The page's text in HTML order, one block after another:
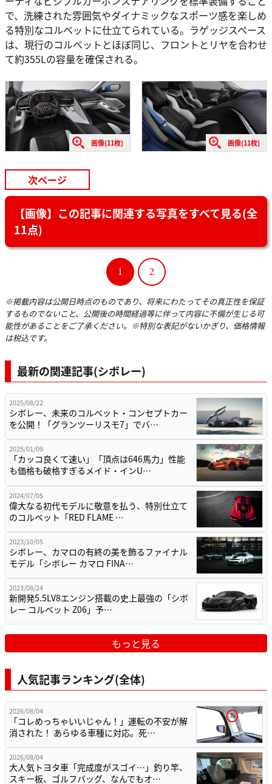
で、洗練された雰囲気やダイナミックなスポーツ感を楽しめ
る特別なコルベットに仕立てられている。ラゲッジスペース
は、現行のコルベットとほぼ同じ、フロントとリヤを合わせ
て約355Lの容量を確保される。
画像(11枚) 画像(11枚)
次ページ
【画像】この記事に関連する写真をすべて見る(全
11点)
1 2
※掲載内容は公開日時点のものであり、将来にわたってその真正性を保証
するものでないこと、公開後の時間経過等に伴って内容に不備が生じる可
能性があることをご了承ください。※特別な表記がないかぎり、価格情報
は税込です。
最新の関連記事(シボレー)
2025/08/22
シボレー、未来のコルベット・コンセプトカー
を公開！「グランツーリスモ7」でバ…
2025/01/09
「カッコ良くて速い」「頂点は646馬力」性能
も価格も破格すぎるメイド・インU…
2024/07/05
偉大なる初代モデルに敬意を払う、特別仕立て
のコルベット「RED FLAME …
2023/10/05
シボレー、カマロの有終の美を飾るファイナル
モデル「シボレー カマロ FINA…
2023/08/24
新開発5.5LV8エンジン搭載の史上最強の「シボ
レー コルベット Z06」予…
もっと見る
人気記事ランキング(全体)
2026/08/04
「コレめっちゃいいじゃん！」運転の不安が解
消された！ あらゆる車種に対応。死…
2026/08/04
大人気トヨタ車「完成度がスゴイ…」釣り竿、
スキー板、ゴルフバッグ、なんでもオ…